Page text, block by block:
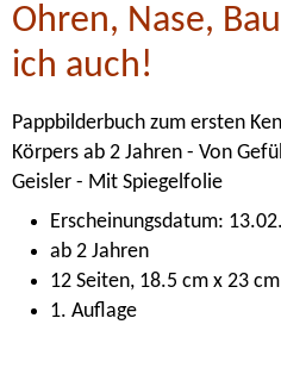
Ohren, Nase,
ich auch!
Pappbilderbuch zum ersten
Körpers ab 2 Jahren - Von
Geisler - Mit Spiegelfolie
Erscheinungsdatum:
ab 2 Jahren
12 Seiten, 18.5 cm x 23 cm
1. Auflage